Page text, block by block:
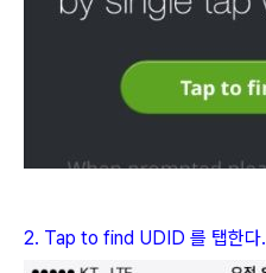
2. Tap to find UDID 를 탭한다.